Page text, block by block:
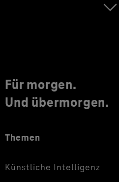
Für morgen.
Und übermorgen.
Themen
Künstliche Intelligenz